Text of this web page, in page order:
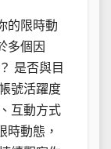
的限時動
多個因
是否與目
號活躍度
互動方式
時動態，